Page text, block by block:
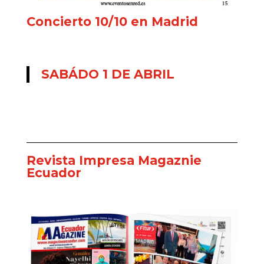
Concierto 10/10 en Madrid
SABÁDO 1 DE ABRIL
Revista Impresa Magaznie
Ecuador